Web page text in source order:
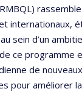
internationaux,
sein d’un
ce programme
de
pour améliorer